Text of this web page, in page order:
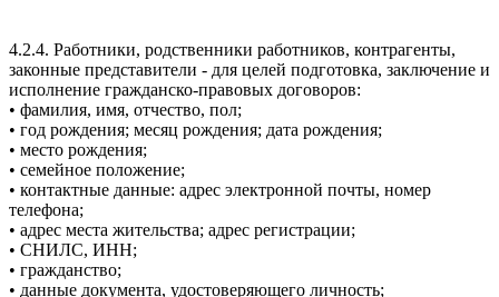
4.2.4. Работники, родственники работников, контрагенты,
законные представители - для целей подготовка, заключение и
исполнение гражданско-правовых договоров:
• фамилия, имя, отчество, пол;
• год рождения; месяц рождения; дата рождения;
• место рождения;
• семейное положение;
• контактные данные: адрес электронной почты, номер
телефона;
• адрес места жительства; адрес регистрации;
• СНИЛС, ИНН;
• гражданство;
• данные документа, удостоверяющего личность;